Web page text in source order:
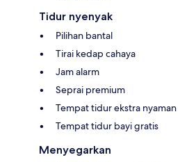
Tidur nyenyak
Pilihan bantal
Tirai kedap cahaya
Jam alarm
Seprai premium
Tempat tidur ekstra nyaman
Tempat tidur bayi gratis
Menyegarkan